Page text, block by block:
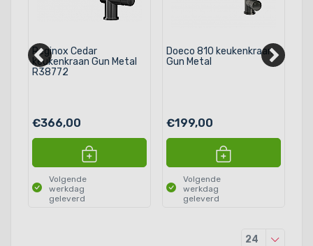
Reginox Cedar
keukenkraan Gun Metal
R38772
€366,00
Volgende
werkdag
geleverd
Doeco 810 keukenkraan
Gun Metal
€199,00
Volgende
werkdag
geleverd
24